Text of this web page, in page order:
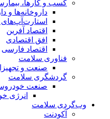
کسب و کارها،
داروخانه‌ها و
اقتصاد آفرین
افق اقتصادی
اقتصاد فارسی
فناوری سلامت
صنعت و
گردشگری سلامت
صنعت
انرژی
وب‌گردی سلامت
آکودنت